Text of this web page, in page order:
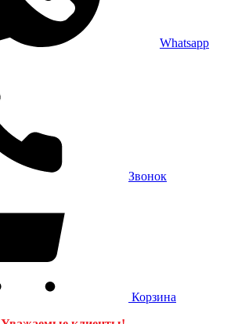
Whatsapp
Звонок
Корзина